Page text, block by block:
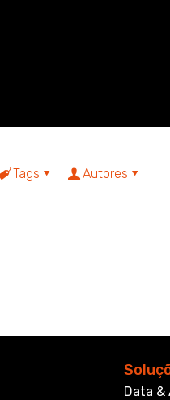
Tags Autores
Data &